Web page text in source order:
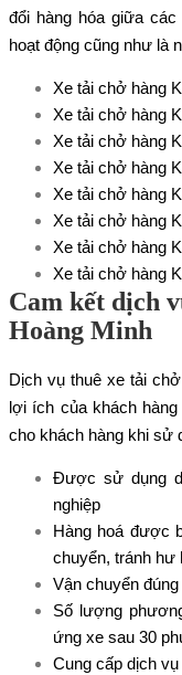
đổi hàng hóa giữa
hoạt động cũng như là
Xe tải chở hàng
Xe tải chở hàng
Xe tải chở hàng
Xe tải chở hàng
Xe tải chở hàng
Xe tải chở hàng
Xe tải chở hàng
Xe tải chở hàng
Cam kết dịch
Hoàng Minh
Dịch vụ thuê xe tải
lợi ích của khách
cho khách hàng khi sử
Được sử dụng
nghiệp
Hàng hoá được
chuyển, tránh hư
Vận chuyển
Số lượng
ứng xe sau 30
Cung cấp dịch